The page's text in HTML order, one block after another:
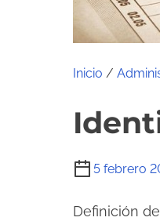
Inicio /
5 febrero
T
e
Definición